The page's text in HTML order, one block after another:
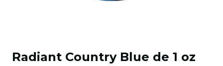
Radiant Country Blue de 1 oz